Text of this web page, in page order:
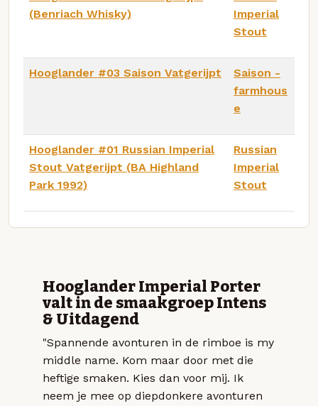
(Benriach Whisky)
Imperial
Stout
Hooglander #03 Saison Vatgerijpt
Saison -
farmhous
e
Hooglander #01 Russian Imperial
Stout Vatgerijpt (BA Highland
Park 1992)
Russian
Imperial
Stout
Hooglander Imperial Porter
valt in de smaakgroep Intens
& Uitdagend
"Spannende avonturen in de rimboe is my
middle name. Kom maar door met die
heftige smaken. Kies dan voor mij. Ik
neem je mee op diepdonkere avonturen